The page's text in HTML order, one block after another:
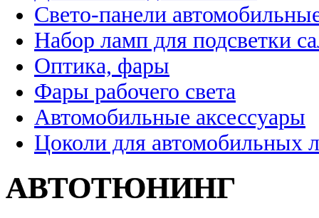
Свето-панели
Набор ламп для подсветки
Оптика, фары
Фары рабочего света
Автомобильные аксессуары
Цоколи для автомобильных
АВТОТЮНИНГ